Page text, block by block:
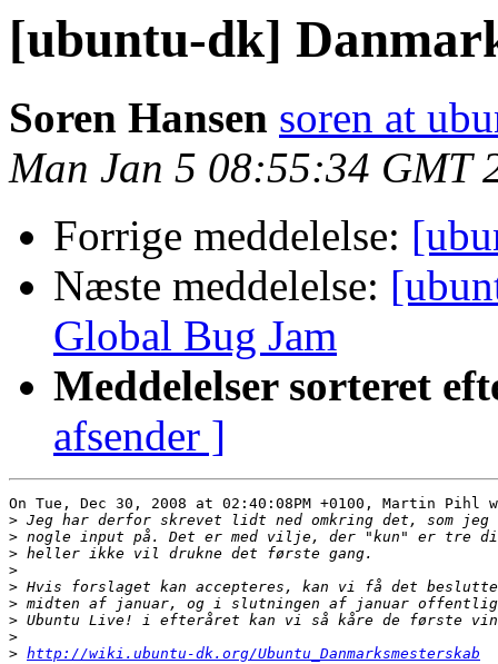
[ubuntu-dk]
Soren Hansen soren at
Man Jan 5 08:55:34 GMT
Forrige meddelelse:
Næste meddelelse:
Global Bug Jam
Meddelelser sorteret
afsender ]
On Tue, Dec 30, 2008 at 02:40:08PM +0100, Martin Pihl
>
>
>
>
>
>
>
>
> http://wiki.ubuntu-dk.org/Ubuntu_Danmarksmesterskab